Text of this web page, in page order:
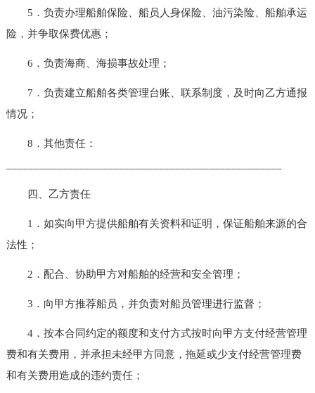
5．负责办理船舶保险、船员人身保险、油污染险、船舶承运
险，并争取保费优惠；
6．负责海商、海损事故处理；
7．负责建立船舶各类管理台账、联系制度，及时向乙方通报
情况；
8．其他责任：
四、乙方责任
1．如实向甲方提供船舶有关资料和证明，保证船舶来源的合
法性；
2．配合、协助甲方对船舶的经营和安全管理；
3．向甲方推荐船员，并负责对船员管理进行监督；
4．按本合同约定的额度和支付方式按时向甲方支付经营管理
费和有关费用，并承担未经甲方同意，拖延或少支付经营管理费
和有关费用造成的违约责任；